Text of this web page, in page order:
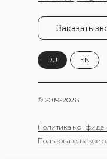
© 2019-2026
Политика
Пользовательское
Заказать
RU EN